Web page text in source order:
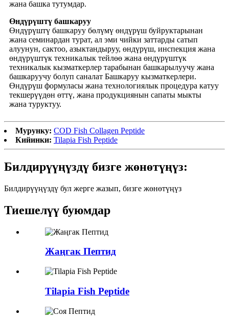
жана башка тутумдар.
Өндүрүштү башкаруу
Өндүрүштү башкаруу бөлүмү өндүрүш буйруктарынан
жана семинардан турат, ал эми чийки заттарды сатып
алуунун, сактоо, азыктандыруу, өндүрүш, инспекция жана
өндүрүштүк техникалык тейлөө жана өндүрүштүк
техникалык кызматкерлер тарабынан башкарылуучу жана
башкаруучу болуп саналат Башкаруу кызматкерлери.
Өндүрүш формуласы жана технологиялык процедура катуу
текшерүүдөн өттү, жана продукциянын сапаты мыкты
жана туруктуу.
Мурунку: COD Fish Collagen Peptide
Кийинки: Tilapia Fish Peptide
Билдирүүңүздү бизге жөнөтүңүз:
Билдирүүңүздү бул жерге жазып, бизге жөнөтүңүз
Тиешелүү буюмдар
Жаңгак Пептид
Tilapia Fish Peptide